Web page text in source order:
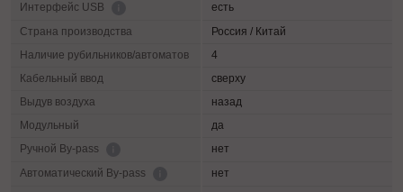
Интерфейс USB
есть
Страна производства
Россия / Китай
Наличие рубильников/автоматов
4
Кабельный ввод
сверху
Выдув воздуха
назад
Модульный
да
Ручной By-pass
нет
Автоматический By-pass
нет